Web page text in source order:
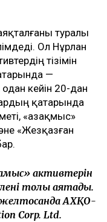
туралы
Ол Нұрлан
тізімін
—
кейін 20-дан
қатарында
«Қазақмыс»
«Жезқазған
активтерін
толық аяқтады.
АХҚО-
Corp. Ltd.